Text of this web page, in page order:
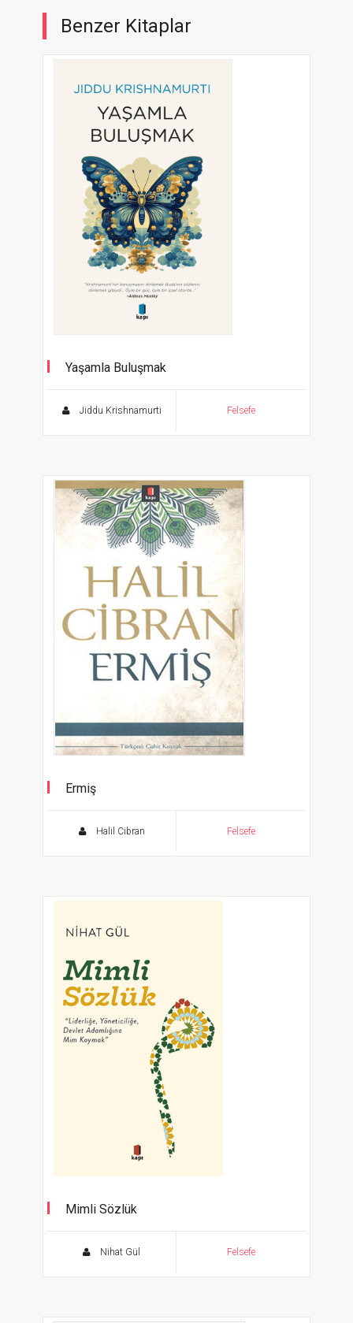
Benzer Kitaplar
Yaşamla Buluşmak
Jiddu Krishnamurti Felsefe
Ermiş
Halil Cibran Felsefe
Mimli Sözlük
Koymak”Nihat Gül Felsefe